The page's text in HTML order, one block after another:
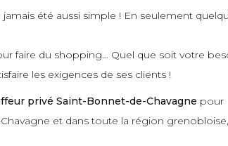
jamais été aussi simple ! En seulement
faire du shopping… Quel que soit votre
les exigences de ses clients !
privé Saint-Bonnet-de-Chavagne pour
et dans toute la région grenobloise,